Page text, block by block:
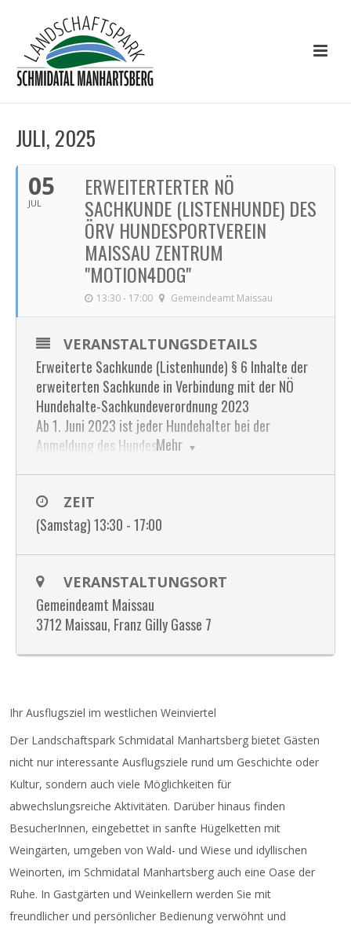
JULI, 2025
05
JUL
ERWEITERTERTER NÖ
SACHKUNDE (LISTENHUNDE) DES
ÖRV HUNDESPORTVEREIN
MAISSAU ZENTRUM
"MOTION4DOG"
13:30 - 17:00 Gemeindeamt Maissau
Mehr
VERANSTALTUNGSDETAILS
Erweiterte Sachkunde (Listenhunde) § 6 Inhalte der
erweiterten Sachkunde in Verbindung mit der NÖ
Hundehalte-Sachkundeverordnung 2023
Ab 1. Juni 2023 ist jeder Hundehalter bei der
Anmeldung des Hundes
Der theoretische Teil der Ausbildung dauert vier
Stunden.
Stunden und ist
nach Terminvereinbarung zu leisten. Der praktische
Teil ist nicht im Preis enthalten.
Infos und Anmeldung unter+43 676 5135770
ZEIT
(Samstag) 13:30 - 17:00
VERANSTALTUNGSORT
Gemeindeamt Maissau
3712 Maissau, Franz Gilly Gasse 7
Ihr Ausflugsziel im westlichen Weinviertel
Der Landschaftspark Schmidatal Manhartsberg bietet Gästen
nicht nur interessante Ausflugsziele rund um Geschichte oder
Kultur, sondern auch viele Möglichkeiten für
abwechslungsreiche Aktivitäten. Darüber hinaus finden
BesucherInnen, eingebettet in sanfte Hügelketten mit
Weingärten, umgeben von Wald- und Wiese und idyllischen
Weinorten, im Schmidatal Manhartsberg auch eine Oase der
Ruhe. In Gastgärten und Weinkellern werden Sie mit
freundlicher und persönlicher Bedienung verwöhnt und